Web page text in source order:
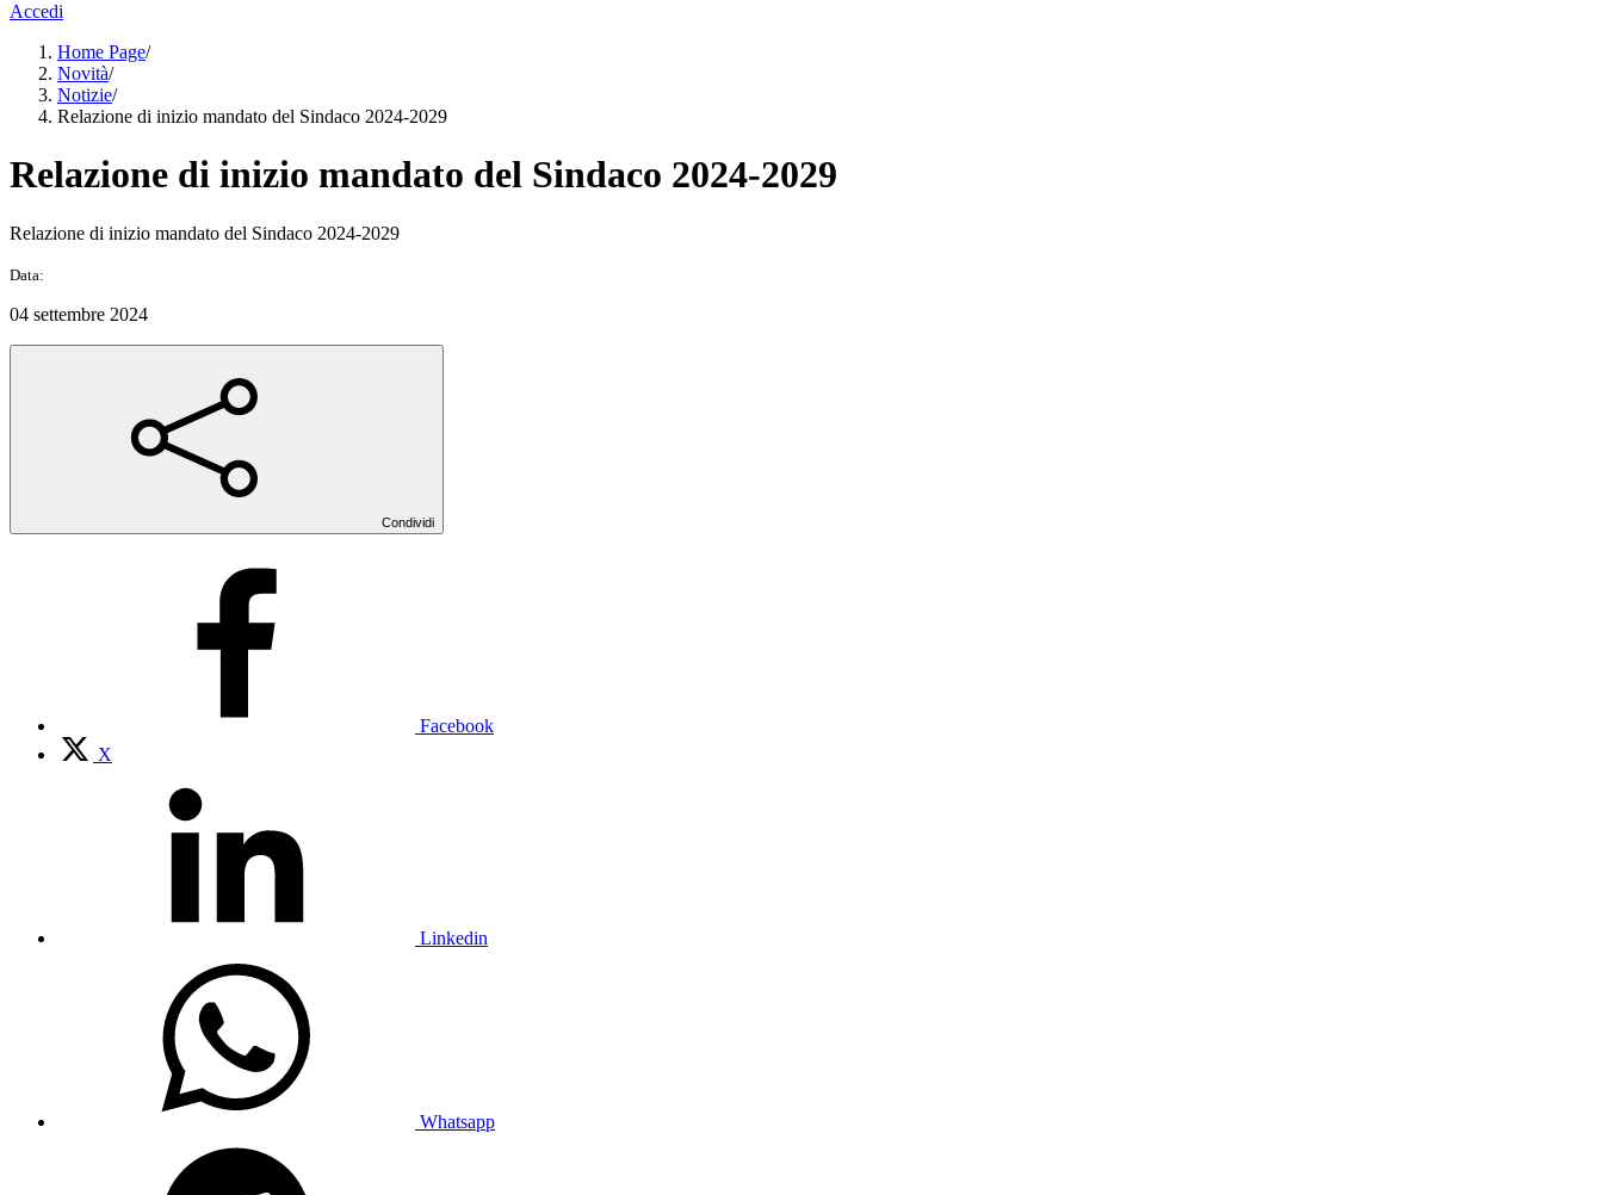
Accedi
Home Page/
Novità/
Notizie/
Relazione di inizio mandato del Sindaco 2024-2029
Relazione di inizio mandato del Sindaco 2024-2029
Relazione di inizio mandato del Sindaco 2024-2029
Data:
04 settembre 2024
Condividi
Facebook
X
Linkedin
Whatsapp